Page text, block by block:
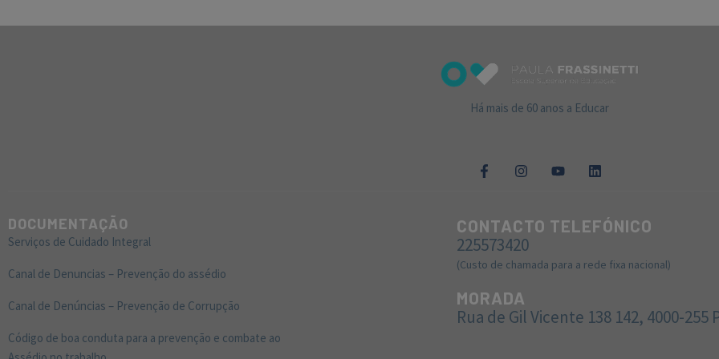
Há mais de 60 anos a Educar
DOCUMENTAÇÃO
Serviços de Cuidado Integral
Canal de Denuncias – Prevenção do assédio
Canal de Denúncias – Prevenção de Corrupção
Código de boa conduta para a prevenção e combate ao
CONTACTO TELEFÓNICO
225573420
(Custo de chamada para a rede fixa nacional)
MORADA
Rua de Gil Vicente 138 142, 4000-255